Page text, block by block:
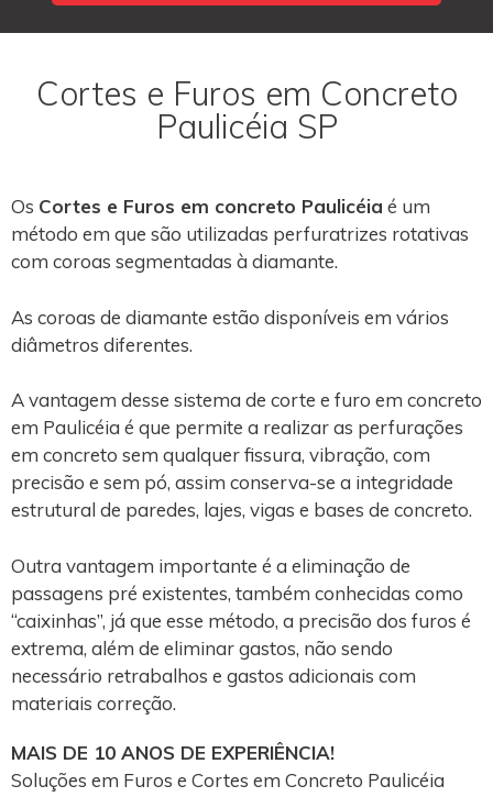
Cortes e Furos em Concreto
Paulicéia SP
Os Cortes e Furos em concreto Paulicéia é um
método em que são utilizadas perfuratrizes rotativas
com coroas segmentadas à diamante.
As coroas de diamante estão disponíveis em vários
diâmetros diferentes.
A vantagem desse sistema de corte e furo em concreto
em Paulicéia é que permite a realizar as perfurações
em concreto sem qualquer fissura, vibração, com
precisão e sem pó, assim conserva-se a integridade
estrutural de paredes, lajes, vigas e bases de concreto.
Outra vantagem importante é a eliminação de
passagens pré existentes, também conhecidas como
“caixinhas”, já que esse método, a precisão dos furos é
extrema, além de eliminar gastos, não sendo
necessário retrabalhos e gastos adicionais com
materiais correção.
MAIS DE 10 ANOS DE EXPERIÊNCIA!
Soluções em Furos e Cortes em Concreto Paulicéia